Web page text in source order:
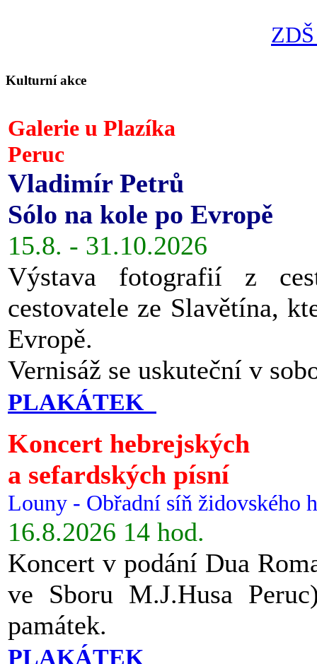
Kulturní akce
Galerie u Plazíka
Peruc
Vladimír Petrů
Sólo na kole po Evropě
15.8. - 31.10.2026
Výstava fotografií z
cestovatele ze Slavětína,
Evropě.
Vernisáž se uskuteční v
PLAKÁTEK
Koncert hebrejských
a sefardských písní
Louny - Obřadní síň židovského
16.8.2026 14 hod.
Koncert v podání Dua
ve Sboru M.J.Husa
památek.
PLAKÁTEK